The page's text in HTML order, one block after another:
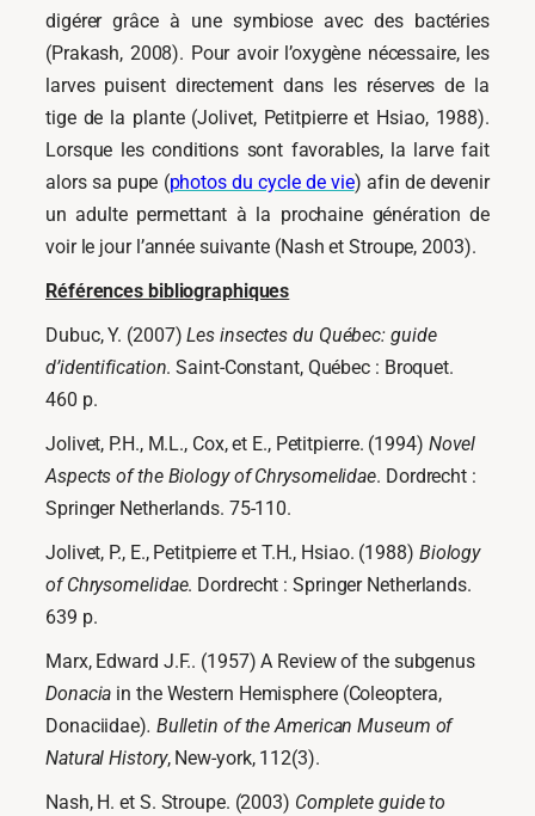
digérer grâce à une symbiose avec des bactéries
(Prakash, 2008). Pour avoir l’oxygène nécessaire, les
larves puisent directement dans les réserves de la
tige de la plante (Jolivet, Petitpierre et Hsiao, 1988).
Lorsque les conditions sont favorables, la larve fait
alors sa pupe (photos du cycle de vie) afin de devenir
un adulte permettant à la prochaine génération de
voir le jour l’année suivante (Nash et Stroupe, 2003).
Références bibliographiques
Dubuc, Y. (2007)Les insectes du Québec: guide
d’identification. Saint-Constant, Québec : Broquet.
460 p.
Jolivet, P.H., M.L., Cox, et E., Petitpierre. (1994) Novel
Aspects of the Biology of Chrysomelidae. Dordrecht :
Springer Netherlands. 75-110.
Jolivet, P., E., Petitpierre et T.H., Hsiao. (1988) Biology
of Chrysomelidae. Dordrecht : Springer Netherlands.
639 p.
Marx, Edward J.F.. (1957) A Review of the subgenus
Donacia in the Western Hemisphere (Coleoptera,
Donaciidae). Bulletin of the American Museum of
Natural History, New-york, 112(3).
Nash, H. et S. Stroupe. (2003) Complete guide to